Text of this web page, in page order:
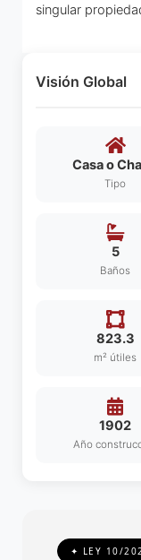
singular
Visión Global
Casa o
Tipo
5
Baños
823.3
m² útiles
1902
Año
✦ LEY 10/